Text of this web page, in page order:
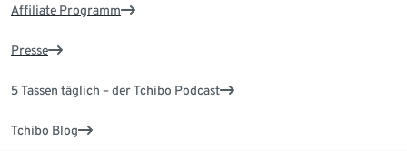
Affiliate Programm
Presse
5 Tassen täglich – der Tchibo Podcast
Tchibo Blog